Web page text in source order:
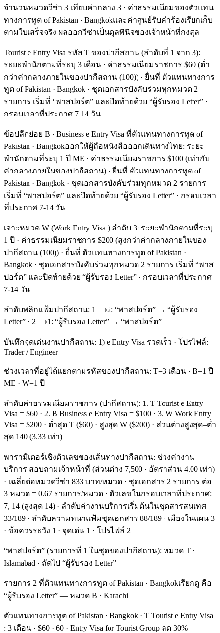
จำนวนหมวดวีซ่า 3 เทียบค่ากลาง 3 · ค่าธรรมเนียมของตัวแทน
ทางการทูต of Pakistan · Bangkokและค่าศูนย์รับคำร้องเรียกเก็บ
ตามใบเสร็จจริง ผลออกวีซ่าเป็นดุลพินิจของเจ้าหน้าที่กงสุล
Tourist e Entry Visa รหัส T ของปากีสถาน (ลำดับที่ 1 จาก 3):
ระยะพำนักตามที่ระบุ 3 เดือน · ค่าธรรมเนียมราชการ $60 (ต่ำ
กว่าค่ากลางภายในของปากีสถาน (100)) · ยื่นที่ ตัวแทนทางการ
ทูต of Pakistan · Bangkok · ชุดเอกสารบังคับร่วมทุกหมวด 2
รายการ เริ่มที่ “พาสปอร์ต” และปิดท้ายด้วย “ผู้รับรอง Letter” ·
กรอบเวลาที่ประกาศ 7-14 วัน
ข้อปลีกย่อย B · Business e Entry Visa ที่ตัวแทนทางการทูต of
Pakistan · Bangkokออกให้ผู้ถือหนังสือออกเดินทางไทย: ระยะ
พำนักตามที่ระบุ 1 ปี ME · ค่าธรรมเนียมราชการ $100 (เท่ากับ
ค่ากลางภายในของปากีสถาน) · ยื่นที่ ตัวแทนทางการทูต of
Pakistan · Bangkok · ชุดเอกสารบังคับร่วมทุกหมวด 2 รายการ
เริ่มที่ “พาสปอร์ต” และปิดท้ายด้วย “ผู้รับรอง Letter” · กรอบเวลา
ที่ประกาศ 7-14 วัน
เจาะหมวด W (Work Entry Visa ) ลำดับ 3: ระยะพำนักตามที่ระบุ
1 ปี · ค่าธรรมเนียมราชการ $200 (สูงกว่าค่ากลางภายในของ
ปากีสถาน (100)) · ยื่นที่ ตัวแทนทางการทูต of Pakistan ·
Bangkok · ชุดเอกสารบังคับร่วมทุกหมวด 2 รายการ เริ่มที่ “พาส
ปอร์ต” และปิดท้ายด้วย “ผู้รับรอง Letter” · กรอบเวลาที่ประกาศ
7-14 วัน
ลำดับพลิกแฟ้มปากีสถาน: 1⟶2: “พาสปอร์ต” → “ผู้รับรอง
Letter” · 2⟶1: “ผู้รับรอง Letter” → “พาสปอร์ต”
บันทึกจุดเด่นงานปากีสถาน: 1) e Entry Visa รวดเร็ว · โปรไฟล์:
Trader / Engineer
ช่วงเวลาที่อยู่ได้แยกตามรหัสของปากีสถาน: T=3 เดือน · B=1 ปี
ME · W=1 ปี
ลำดับค่าธรรมเนียมราชการ (ปากีสถาน): 1. T Tourist e Entry
Visa = $60 · 2. B Business e Entry Visa = $100 · 3. W Work Entry
Visa = $200 · ต่ำสุด T ($60) · สูงสุด W ($200) · ส่วนต่างสูงสุด–ต่ำ
สุด 140 (3.33 เท่า)
พารามิเตอร์เชิงตัวเลขของเส้นทางปากีสถาน: ช่วงค่างาน
บริการ สอบถามเจ้าหน้าที่ (ส่วนต่าง 7,500 · อัตราส่วน 4.00 เท่า)
· เฉลี่ยต่อหมวดวีซ่า 833 บาท/หมวด · ชุดเอกสาร 2 รายการ ต่อ
3 หมวด = 0.67 รายการ/หมวด · ตัวเลขในกรอบเวลาที่ประกาศ:
7, 14 (สูงสุด 14) · ลำดับค่างานบริการเริ่มต้นในชุดสารสนเทศ
33/189 · ลำดับความหนาแฟ้มชุดเอกสาร 88/189 · เมืองในแผน 3
· ข้อควรระวัง 1 · จุดเด่น 1 · โปรไฟล์ 2
“พาสปอร์ต” (รายการที่ 1 ในชุดของปากีสถาน): หมวด T ·
Islamabad · ถัดไป “ผู้รับรอง Letter”
รายการ 2 ที่ตัวแทนทางการทูต of Pakistan · Bangkokเรียกดู คือ
“ผู้รับรอง Letter” — หมวด B · Karachi
ตัวแทนทางการทูต of Pakistan · Bangkok · T Tourist e Entry Visa
: 3 เดือน · $60 · 60 · Entry Visa for Tourist Group ลด 30%